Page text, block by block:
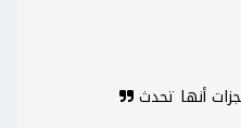
أنها تحدث